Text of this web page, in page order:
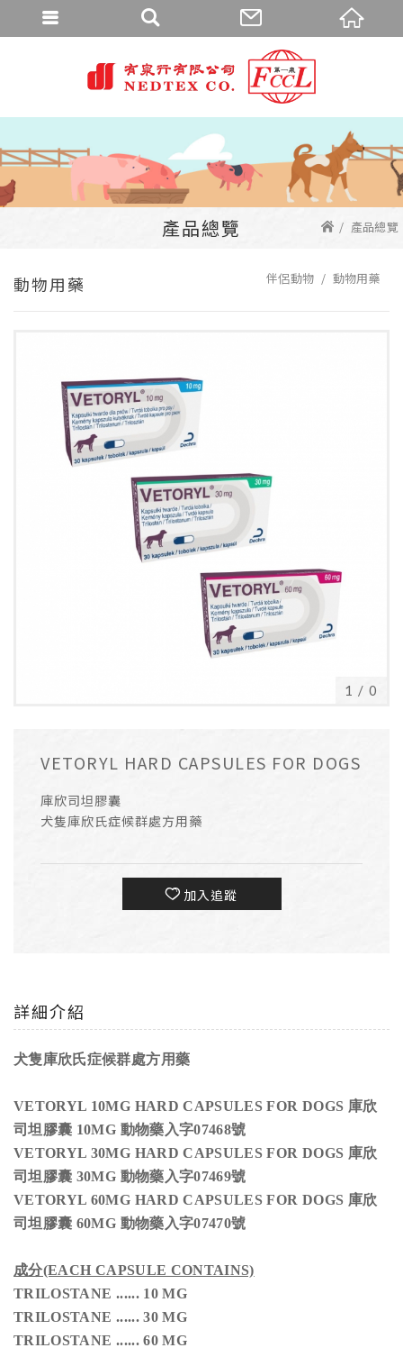
產品總覽 產品總覽
動物用藥 伴侶動物 動物用藥
VETORYL HARD CAPSULES FOR DOGS
庫欣司坦膠囊
犬隻庫欣氏症候群處方用藥
加入追蹤
1 / 0
詳細介紹
犬隻庫欣氏症候群處方用藥
VETORYL 10MG HARD CAPSULES FOR DOGS 庫欣
司坦膠囊 10MG 動物藥入字07468號
VETORYL 30MG HARD CAPSULES FOR DOGS 庫欣
司坦膠囊 30MG 動物藥入字07469號
VETORYL 60MG HARD CAPSULES FOR DOGS 庫欣
司坦膠囊 60MG 動物藥入字07470號
成分(EACH CAPSULE CONTAINS)
TRILOSTANE ...... 10 MG
TRILOSTANE ...... 30 MG
TRILOSTANE ...... 60 MG